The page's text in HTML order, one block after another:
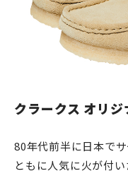
クラークス オリ
80年代前半に日本で
ともに人気に火が付